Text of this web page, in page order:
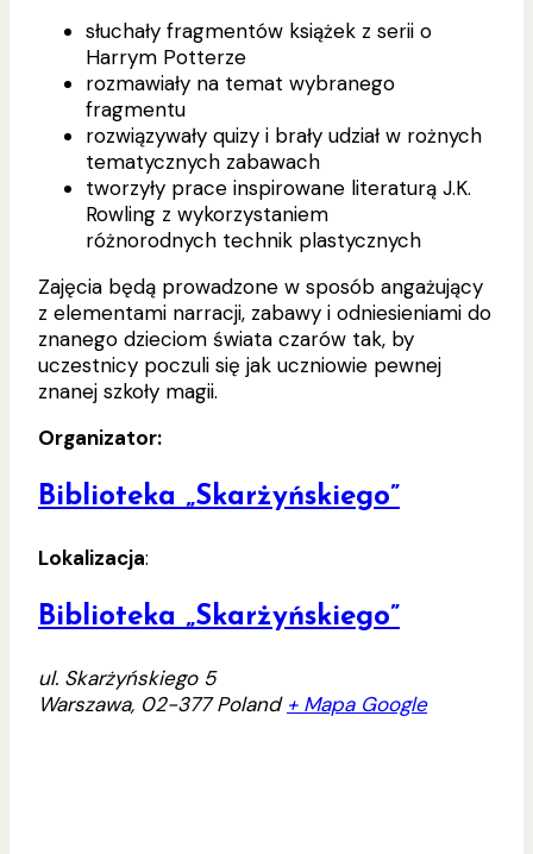
słuchały fragmentów książek z serii o
Harrym Potterze
rozmawiały na temat wybranego
fragmentu
rozwiązywały quizy i brały udział w rożnych
tematycznych zabawach
tworzyły prace inspirowane literaturą J.K.
Rowling z wykorzystaniem
różnorodnych technik plastycznych
Zajęcia będą prowadzone w sposób angażujący
z elementami narracji, zabawy i odniesieniami do
znanego dzieciom świata czarów tak, by
uczestnicy poczuli się jak uczniowie pewnej
znanej szkoły magii.
Organizator:
Biblioteka „Skarżyńskiego”
Lokalizacja:
Biblioteka „Skarżyńskiego”
ul. Skarżyńskiego 5
Warszawa, 02-377 Poland + Mapa Google